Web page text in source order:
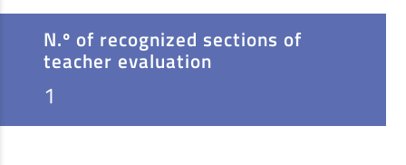
N.º of recognized sections of
teacher evaluation
1